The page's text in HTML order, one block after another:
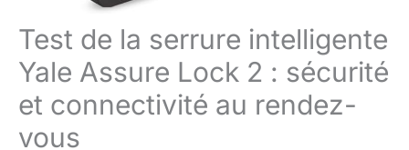
Test de la serrure intelligente
Yale Assure Lock 2 : sécurité
et connectivité au rendez-
vous